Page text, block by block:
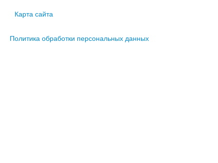
Карта сайта
Политика обработки персональных данных